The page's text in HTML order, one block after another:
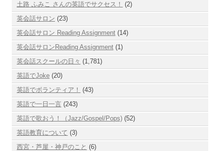
土路 ふみこ さんの英語でサクセス！
(2)
英会話サロン (23)
英会話サロン Reading Assignment (14)
英会話サロンReading Assignment (1)
英会話スクールの日々 (1,781)
英語でJoke (20)
英語でボランティア！
(43)
英語で一日一言 (243)
英語で歌おう！（Jazz/Gospel/Pops) (52)
英語教育について (3)
西宮・芦屋・神戸のこと (6)